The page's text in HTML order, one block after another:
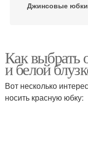
Джинсовые юбки
Длинные юбки
Как выбрать
и белой
Вот несколько
носить красную юбку: